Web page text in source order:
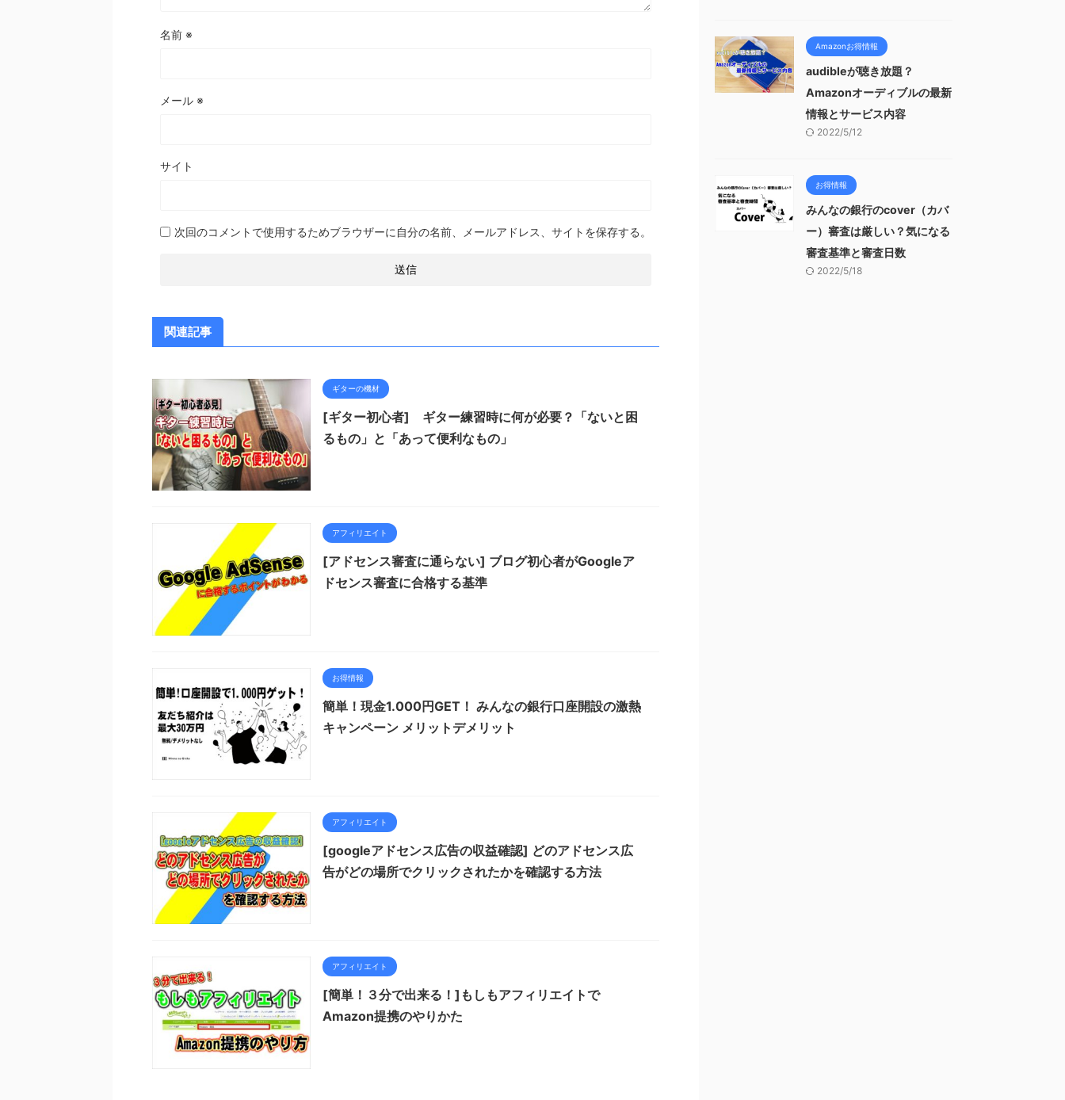
名前 ※
メール ※
サイト
次回のコメントで使用するためブラウザーに自分の名前、メールアドレス、サイトを保存する。
関連記事
ギターの機材
[ギター初心者] ギター練習時に何が必要？「ないと困
るもの」と「あって便利なもの」
アフィリエイト
[アドセンス審査に通らない] ブログ初心者がGoogleア
ドセンス審査に合格する基準
お得情報
簡単！現金1.000円GET！ みんなの銀行口座開設の激熱
キャンペーン メリットデメリット
アフィリエイト
[googleアドセンス広告の収益確認] どのアドセンス広
告がどの場所でクリックされたかを確認する方法
アフィリエイト
[簡単！３分で出来る！]もしもアフィリエイトで
Amazon提携のやりかた
Amazonお得情報
audibleが聴き放題？
Amazonオーディブルの最新
情報とサービス内容
2022/5/12
お得情報
みんなの銀行のcover（カバ
ー）審査は厳しい？気になる
審査基準と審査日数
2022/5/18